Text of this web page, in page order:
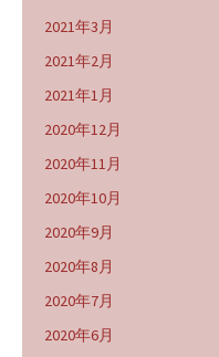
2021年3月
2021年2月
2021年1月
2020年12月
2020年11月
2020年10月
2020年9月
2020年8月
2020年7月
2020年6月